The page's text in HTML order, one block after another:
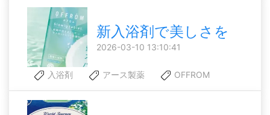
新入浴剤で美しさを
2026-03-10 13:10:41
入浴剤 アース製薬 OFFROM